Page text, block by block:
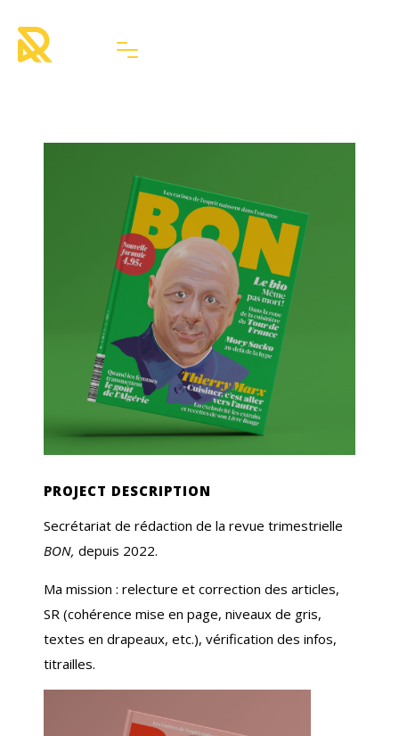
PROJECT DESCRIPTION
Secrétariat de rédaction de la revue trimestrielle
BON, depuis 2022.
Ma mission : relecture et correction des articles,
SR (cohérence mise en page, niveaux de gris,
textes en drapeaux, etc.), vérification des infos,
titrailles.